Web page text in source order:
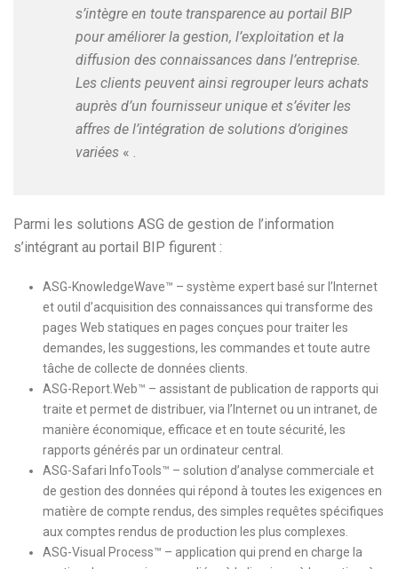
s’intègre en toute transparence au portail BIP
pour améliorer la gestion, l’exploitation et la
diffusion des connaissances dans l’entreprise.
Les clients peuvent ainsi regrouper leurs achats
auprès d’un fournisseur unique et s’éviter les
affres de l’intégration de solutions d’origines
variées « .
Parmi les solutions ASG de gestion de l’information
s’intégrant au portail BIP figurent :
ASG-KnowledgeWave™ – système expert basé sur l’Internet
et outil d’acquisition des connaissances qui transforme des
pages Web statiques en pages conçues pour traiter les
demandes, les suggestions, les commandes et toute autre
tâche de collecte de données clients.
ASG-Report.Web™ – assistant de publication de rapports qui
traite et permet de distribuer, via l’Internet ou un intranet, de
manière économique, efficace et en toute sécurité, les
rapports générés par un ordinateur central.
ASG-Safari InfoTools™ – solution d’analyse commerciale et
de gestion des données qui répond à toutes les exigences en
matière de compte rendus, des simples requêtes spécifiques
aux comptes rendus de production les plus complexes.
ASG-Visual Process™ – application qui prend en charge la